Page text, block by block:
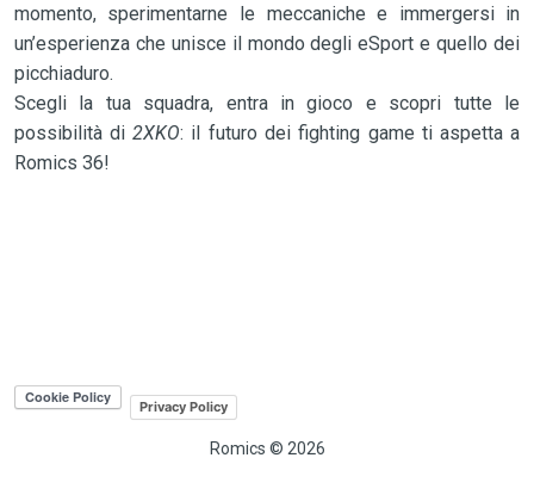
momento, sperimentarne le meccaniche e immergersi in
un’esperienza che unisce il mondo degli eSport e quello dei
picchiaduro.
Scegli la tua squadra, entra in gioco e scopri tutte le
possibilità di2XKO: il futuro dei fighting game ti aspetta a
Romics 36!
Romics © 2026
Privacy Policy